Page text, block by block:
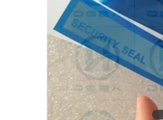
ราคา
แผนผัง